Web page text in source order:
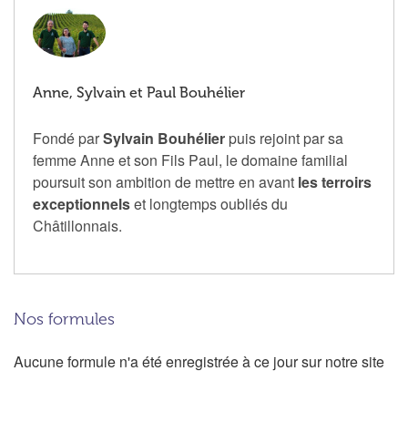
Anne, Sylvain et Paul Bouhélier
Fondé parSylvain Bouhélier puis rejoint par sa
femme Anne et son Fils Paul, le domaine familial
poursuit son ambition de mettre en avant les terroirs
exceptionnelset longtemps oubliés du
Châtillonnais.
Nos formules
Aucune formule n'a été enregistrée à ce jour sur notre site